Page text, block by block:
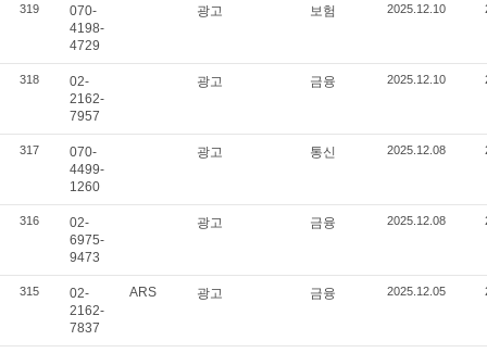
319
070-
4198-
4729
광고 보험 2025.12.10
318
02-
2162-
7957
광고 금융 2025.12.10
317
070-
4499-
1260
광고 통신 2025.12.08
316
02-
6975-
9473
광고 금융 2025.12.08
315
02-
2162-
7837
ARS 광고 금융 2025.12.05